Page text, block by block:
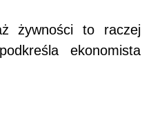
żywności to raczej
ekonomista